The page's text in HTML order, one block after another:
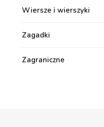
Wiersze i wierszyki
Zagadki
Zagraniczne